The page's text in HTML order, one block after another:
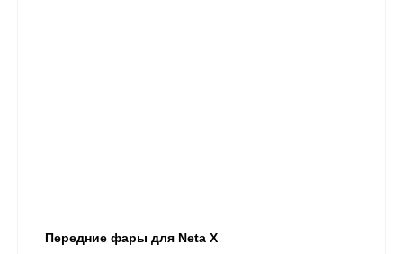
Передние фары для Neta X